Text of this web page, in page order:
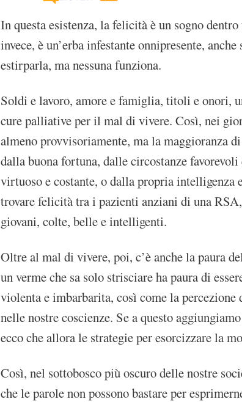
In questa esistenza, la felicità è un sogno
invece, è un’erba infestante onnipresente,
estirparla, ma nessuna funziona.
Soldi e lavoro, amore e famiglia, titoli e onori,
cure palliative per il mal di vivere. Così, nei
almeno provvisoriamente, ma la maggioranza
dalla buona fortuna, dalle circostanze
virtuoso e costante, o dalla propria intelligenza
trovare felicità tra i pazienti anziani di una
giovani, colte, belle e intelligenti.
Oltre al mal di vivere, poi, c’è anche la paura
un verme che sa solo strisciare ha paura di
violenta e imbarbarita, così come la
nelle nostre coscienze. Se a questo
ecco che allora le strategie per esorcizzare la
Così, nel sottobosco più oscuro delle nostre
che le parole non possono bastare per